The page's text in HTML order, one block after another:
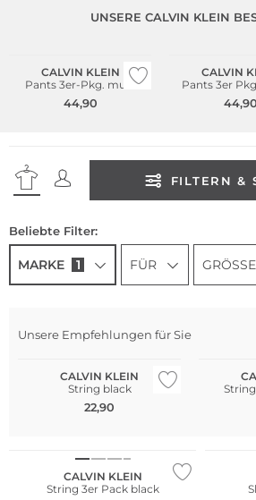
UNSERE CALVIN KLEIN
CALVIN KLEIN
Pants 3er-Pkg. multi
44,90
CALVIN
Pants 3er
44,90
FILTERN &
Beliebte Filter:
MARKE 1 FÜR GRÖSSE
Unsere Empfehlungen für Sie
CALVIN KLEIN
String black
22,90
CALVIN KLEIN
String 3er Pack black